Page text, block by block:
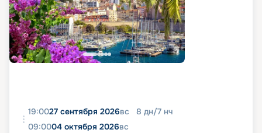
19:0027 сентября 2026вс 8 дн/7 нч
09:0004 октября 2026вс